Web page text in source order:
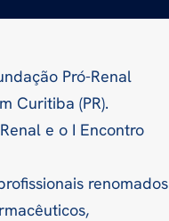
Pró-Renal
Curitiba (PR).
e o I Encontro
renomados